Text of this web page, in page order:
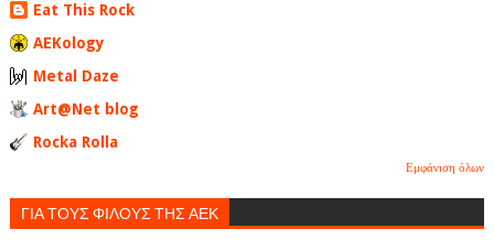
Eat This Rock
AEKology
Metal Daze
Art@Net blog
Rocka Rolla
Εμφάνιση όλων
ΓΙΑ ΤΟΥΣ ΦΙΛΟΥΣ ΤΗΣ ΑΕΚ